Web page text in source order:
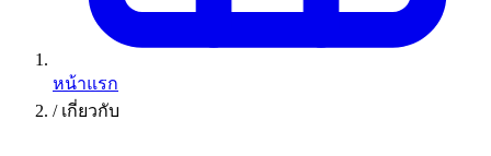
หน้าแรก
/ เกี่ยวกับ